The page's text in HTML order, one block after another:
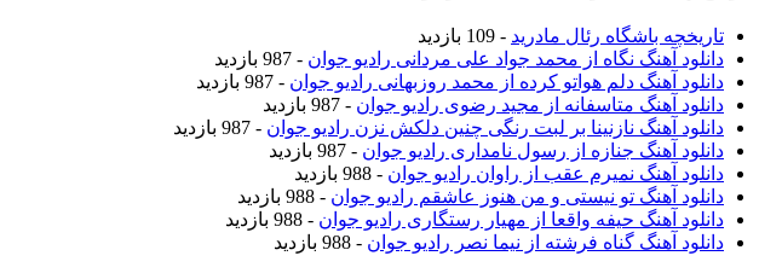
تاریخچه باشگاه رئال مادرید - 109 بازدید
دانلود آهنگ نگاه از محمد جواد علی مردانی رادیو جوان - 987 بازدید
دانلود آهنگ دلم هواتو کرده از محمد روزبهانی رادیو جوان - 987 بازدید
دانلود آهنگ متاسفانه از مجید رضوی رادیو جوان - 987 بازدید
دانلود آهنگ نازنینا بر لبت رنگی چنین دلکش نزن رادیو جوان - 987 بازدید
دانلود آهنگ جنازه از رسول نامداری رادیو جوان - 987 بازدید
دانلود آهنگ نمیرم عقب از راوان رادیو جوان - 988 بازدید
دانلود آهنگ تو نیستی و من هنوز عاشقم رادیو جوان - 988 بازدید
دانلود آهنگ حیفه واقعا از مهیار رستگاری رادیو جوان - 988 بازدید
دانلود آهنگ گناه فرشته از نیما نصر رادیو جوان - 988 بازدید